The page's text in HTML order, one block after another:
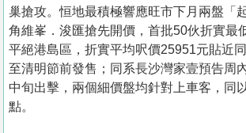
巢搶攻。恒地最積極響應旺市下月兩盤「
角維峯．浚匯搶先開價，首批50伙折實最
平絕港島區，折實平均呎價25951元貼近
至清明節前發售；同系長沙灣家壹預告周
中旬出擊，兩個細價盤均針對上車客，同
點。